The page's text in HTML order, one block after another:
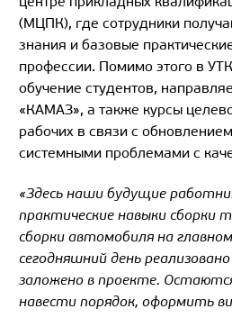
(МЦПК), где сотрудники
знания и базовые
профессии. Помимо этого в
обучение студентов,
«КАМАЗ», а также курсы
рабочих в связи с
системными проблемами с
«Здесь наши будущие
практические навыки сборки
сборки автомобиля на
сегодняшний день
заложено в проекте.
навести порядок, оформить